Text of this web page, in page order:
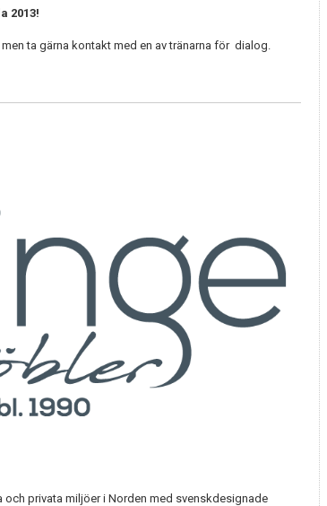
2013!
ta gärna kontakt med en av tränarna för dialog.
privata miljöer i Norden med svenskdesignade